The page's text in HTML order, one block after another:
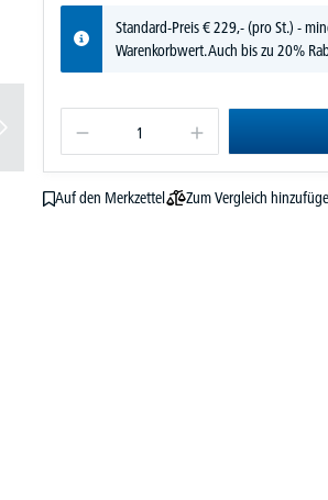
Standard-Preis€229,-(pro St.) -
Warenkorbwert. Auch bis zu 20%
Auf den Merkzettel Zum Vergleich